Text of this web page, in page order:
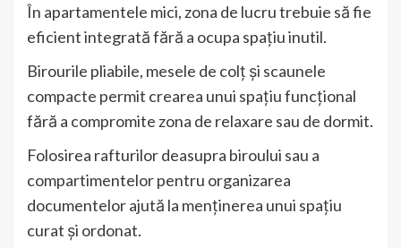
În apartamentele mici, zona de lucru trebuie să fie
eficient integrată fără a ocupa spațiu inutil.
Birourile pliabile, mesele de colț și scaunele
compacte permit crearea unui spațiu funcțional
fără a compromite zona de relaxare sau de dormit.
Folosirea rafturilor deasupra biroului sau a
compartimentelor pentru organizarea
documentelor ajută la menținerea unui spațiu
curat și ordonat.